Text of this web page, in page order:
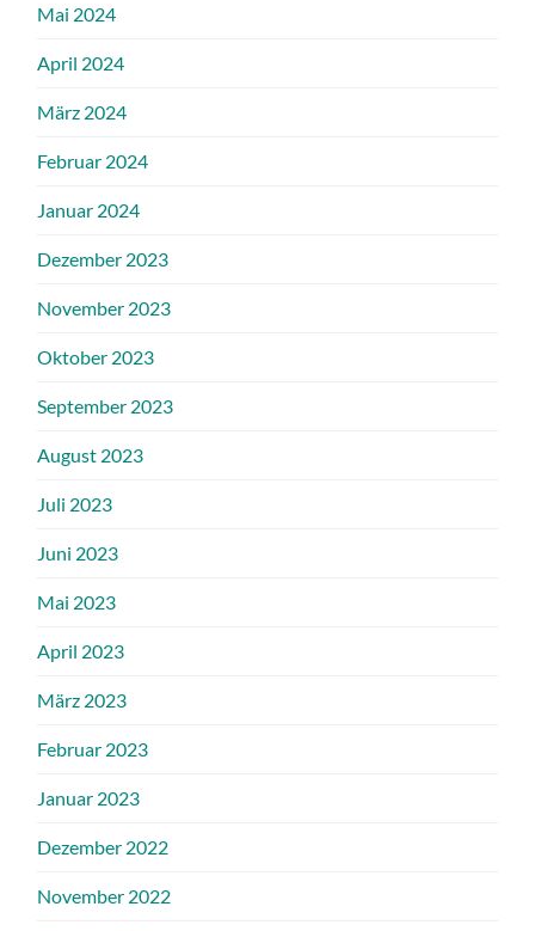
Mai 2024
April 2024
März 2024
Februar 2024
Januar 2024
Dezember 2023
November 2023
Oktober 2023
September 2023
August 2023
Juli 2023
Juni 2023
Mai 2023
April 2023
März 2023
Februar 2023
Januar 2023
Dezember 2022
November 2022